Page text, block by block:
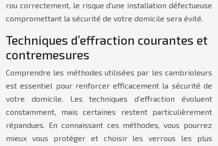
rou correctement, le risque d’une installation défectueuse
compromettant la sécurité de votre domicile sera évité.
Techniques d’effraction courantes et
contremesures
Comprendre les méthodes utilisées par les cambrioleurs
est essentiel pour renforcer efficacement la sécurité de
votre domicile. Les techniques d’effraction évoluent
constamment, mais certaines restent particulièrement
répandues. En connaissant ces méthodes, vous pourrez
mieux vous protéger et choisir les verrous les plus